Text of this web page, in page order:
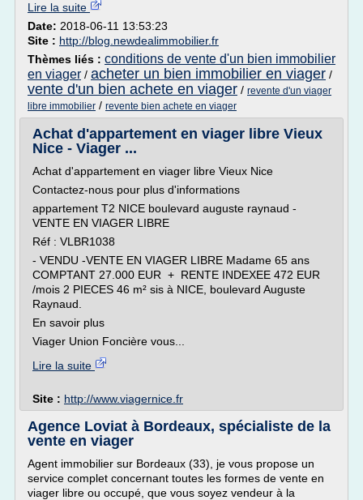
Lire la suite
Date: 2018-06-11 13:53:23
Site : http://blog.newdealimmobilier.fr
Thèmes liés : conditions de vente d'un bien immobilier
en viager / acheter un bien immobilier en viager /
vente d'un bien achete en viager / revente d'un viager
libre immobilier / revente bien achete en viager
Achat d'appartement en viager libre Vieux
Nice - Viager ...
Achat d'appartement en viager libre Vieux Nice
Contactez-nous pour plus d'informations
appartement T2 NICE boulevard auguste raynaud -
VENTE EN VIAGER LIBRE
Réf : VLBR1038
- VENDU -VENTE EN VIAGER LIBRE Madame 65 ans
COMPTANT 27.000 EUR + RENTE INDEXEE 472 EUR
/mois 2 PIECES 46 m² sis à NICE, boulevard Auguste
Raynaud.
En savoir plus
Viager Union Foncière vous...
Lire la suite
Site : http://www.viagernice.fr
Agence Loviat à Bordeaux, spécialiste de la
vente en viager
Agent immobilier sur Bordeaux (33), je vous propose un
service complet concernant toutes les formes de vente en
viager libre ou occupé, que vous soyez vendeur à la